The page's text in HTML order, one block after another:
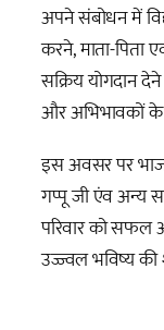
अपने संबोधन में
करने, माता-पिता
सक्रिय योगदान
और अभिभावकों के
इस अवसर पर
गप्पू जी एंव अन्य
परिवार को सफल
उज्ज्वल भविष्य